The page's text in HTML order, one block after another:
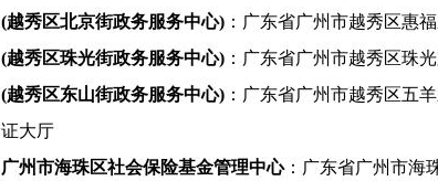
(越秀区北京街政务服务中心) ：广东省广州市越秀区惠
(越秀区珠光街政务服务中心) ：广东省广州市越秀区珠
(越秀区东山街政务服务中心) ：广东省广州市越秀区五
证大厅
广州市海珠区社会保险基金管理中心：广东省广州市海